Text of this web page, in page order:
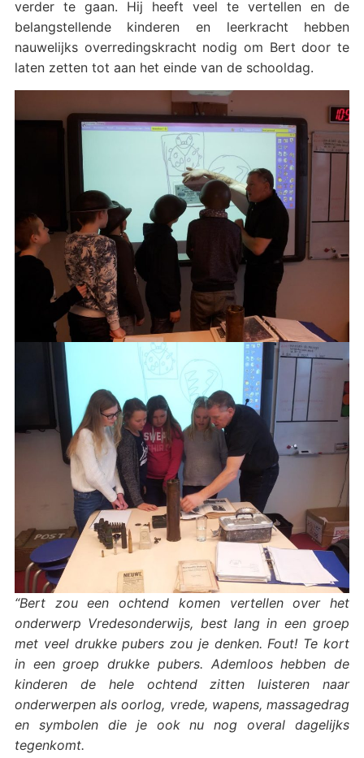
verder te gaan. Hij heeft veel te vertellen en de
belangstellende kinderen en leerkracht hebben
nauwelijks overredingskracht nodig om Bert door te
laten zetten tot aan het einde van de schooldag.
“Bert zou een ochtend komen vertellen over het
onderwerp Vredesonderwijs, best lang in een groep
met veel drukke pubers zou je denken. Fout! Te kort
in een groep drukke pubers. Ademloos hebben de
kinderen de hele ochtend zitten luisteren naar
onderwerpen als oorlog, vrede, wapens, massagedrag
en symbolen die je ook nu nog overal dagelijks
tegenkomt.